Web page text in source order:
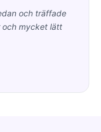
och träffade
och mycket lätt